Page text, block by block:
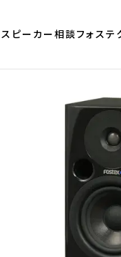
スピーカー相談フォステ